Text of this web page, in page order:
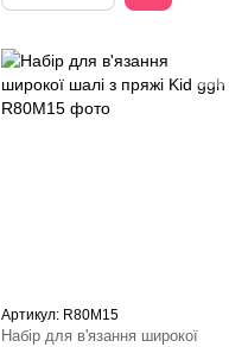
Артикул: R80М15
Набір для в'язання широкої